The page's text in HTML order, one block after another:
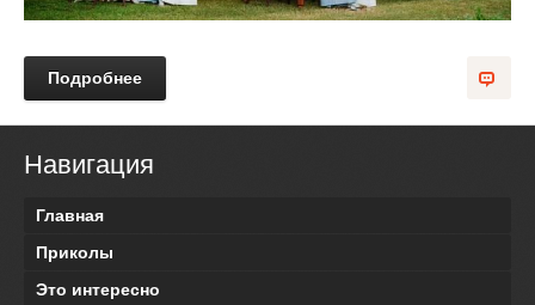
Подробнее
Навигация
Главная
Приколы
Это интересно